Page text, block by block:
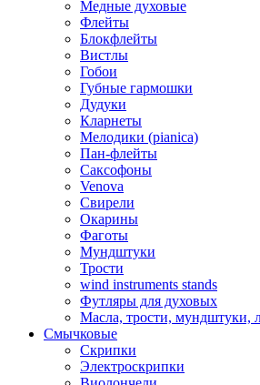
Медные духовые
Флейты
Блокфлейты
Вистлы
Гобои
Губные гармошки
Дудуки
Кларнеты
Мелодики (pianica)
Пан-флейты
Саксофоны
Venova
Свирели
Окарины
Фаготы
Мундштуки
Трости
wind instruments stands
Футляры для духовых
Масла, трости, мундштуки,
Смычковые
Скрипки
Электроскрипки